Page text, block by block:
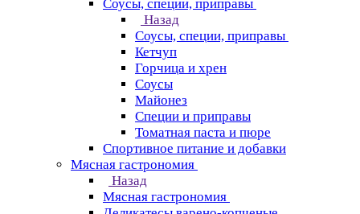
Соусы, специи, приправы
Назад
Соусы, специи, приправы
Кетчуп
Горчица и хрен
Соусы
Майонез
Специи и приправы
Томатная паста и пюре
Спортивное питание и добавки
Мясная гастрономия
Назад
Мясная гастрономия